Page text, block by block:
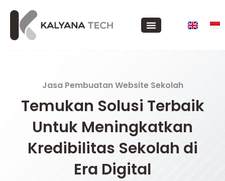
Jasa Pembuatan Website Sekolah
Temukan Solusi Terbaik
Untuk Meningkatkan
Kredibilitas Sekolah di
Era Digital